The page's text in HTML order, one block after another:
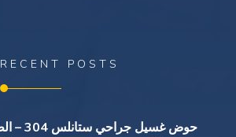
RECENT POSTS
حوض غسيل جراحي ستانلس 304 – الطحاوي جروب